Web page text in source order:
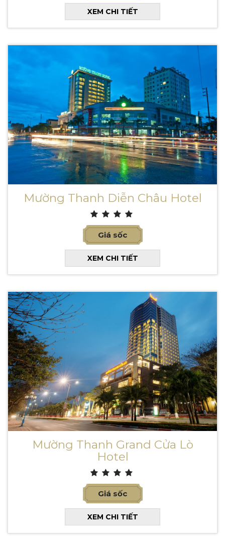
XEM CHI TIẾT
Mường Thanh Diễn Châu Hotel
Giá sốc
XEM CHI TIẾT
Mường Thanh Grand Cửa Lò
Hotel
Giá sốc
XEM CHI TIẾT